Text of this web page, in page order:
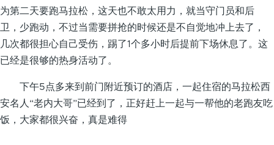
为第二天要跑马拉松，这天也不敢太用力，就当守门员和后
卫，少跑动，不过当需要拼抢的时候还是不自觉地冲上去了，
几次都很担心自己受伤，踢了1个多小时后提前下场休息了。这
已经是很够的热身活动了。
下午5点多来到前门附近预订的酒店，一起住宿的马拉松西
安名人“老内大哥”已经到了，正好赶上一起与一帮他的老跑友吃
饭，大家都很兴奋，真是难得